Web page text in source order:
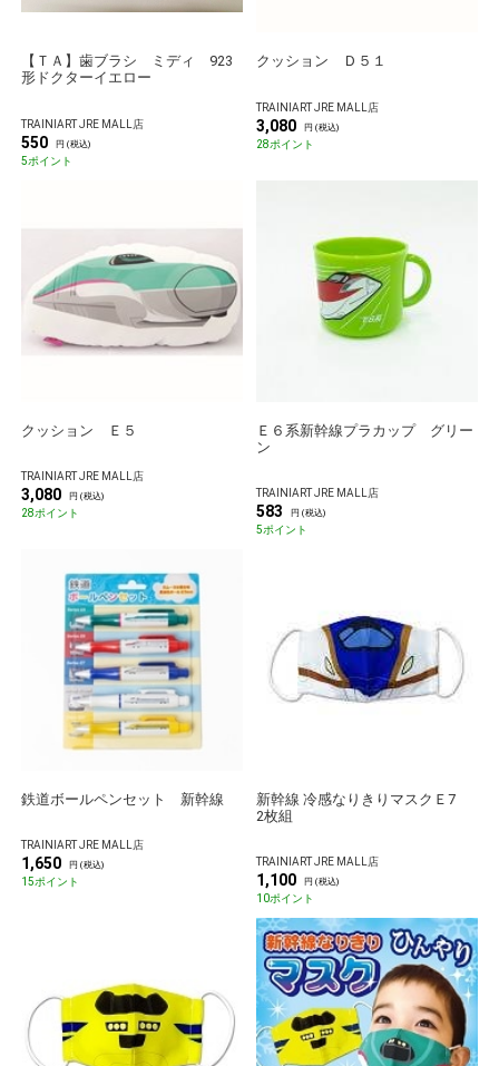
【ＴＡ】歯ブラシ ミディ 923
形ドクターイエロー
TRAINIART JRE MALL店
550 円 (税込)
5ポイント
クッション Ｄ５１
TRAINIART JRE MALL店
3,080 円 (税込)
28ポイント
クッション Ｅ５
TRAINIART JRE MALL店
3,080 円 (税込)
28ポイント
Ｅ６系新幹線プラカップ グリー
ン
TRAINIART JRE MALL店
583 円 (税込)
5ポイント
鉄道ボールペンセット 新幹線
TRAINIART JRE MALL店
1,650 円 (税込)
15ポイント
新幹線 冷感なりきりマスクＥ7
2枚組
TRAINIART JRE MALL店
1,100 円 (税込)
10ポイント